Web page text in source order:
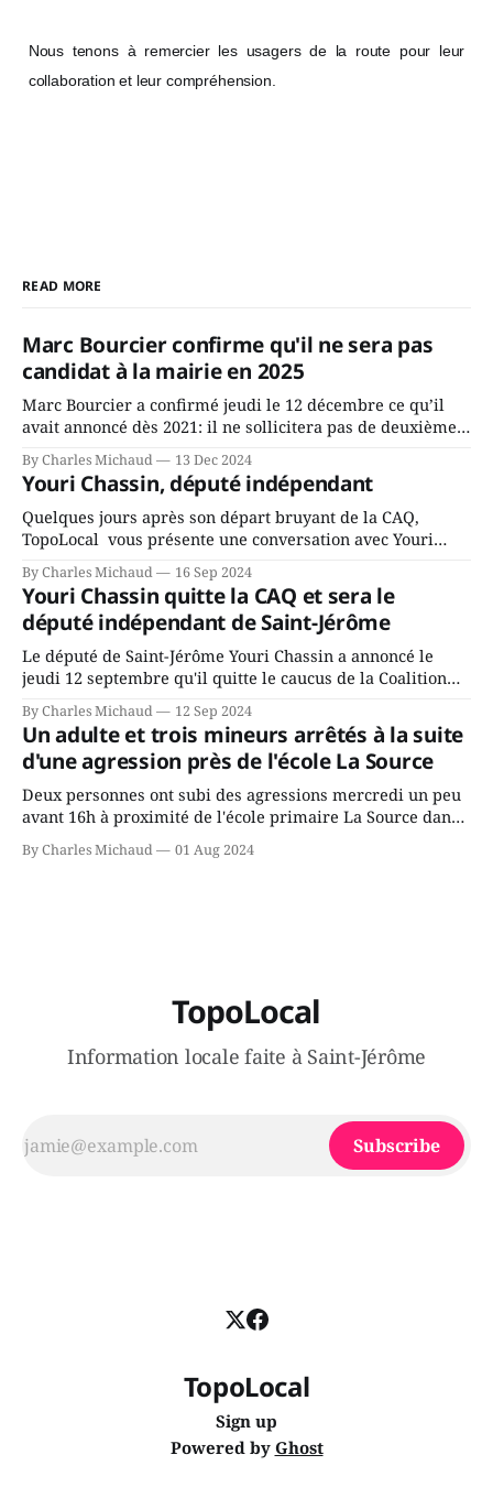
Nous tenons à remercier les usagers de la route pour leur
collaboration et leur compréhension.
READ MORE
Marc Bourcier confirme qu'il ne sera pas
candidat à la mairie en 2025
Marc Bourcier a confirmé jeudi le 12 décembre ce qu’il
avait annoncé dès 2021: il ne sollicitera pas de deuxième
fait l’annonce en s’adressant aux employés de la ville,
rassemblés en soirée pour leur traditionnel souper
By Charles Michaud 13 Dec 2024
Youri Chassin, député indépendant
Quelques jours après son départ bruyant de la CAQ,
TopoLocal vous présente une conversation avec Youri
depuis longtemps? Sera-t-il candidat indépendant dans 2
ans? Joindrait-il un autre parti, par exemple les
conservateurs d’Éric Duhaime? Que lui
By Charles Michaud 16 Sep 2024
Youri Chassin quitte la CAQ et sera le
député indépendant de Saint-Jérôme
Le député de Saint-Jérôme Youri Chassin a annoncé le
jeudi 12 septembre qu'il quitte le caucus de la Coalition
gouvernement de la CAQ, surtout de son incapacité, qu'il
juge chronique, à offrir des
By Charles Michaud 12 Sep 2024
Un adulte et trois mineurs arrêtés à la suite
d'une agression près de l'école La Source
Deux personnes ont subi des agressions mercredi un peu
avant 16h à proximité de l'école primaire La Source dans
victimes aurait été écrasée sous un véhicule et aspergée
By Charles Michaud 01 Aug 2024
TopoLocal
Information locale faite à Saint-Jérôme
Subscribe
TopoLocal
Sign up
Powered by Ghost